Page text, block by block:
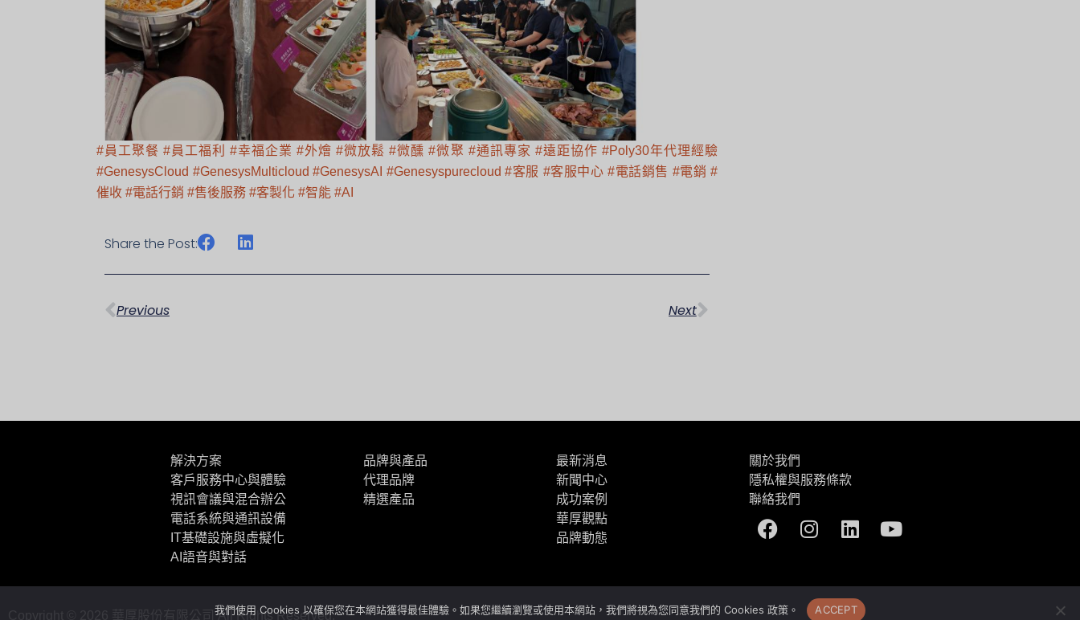
#員工聚餐 #員工福利 #幸福企業 #外燴 #微放鬆 #微醺 #微聚 #通訊專家 #遠距協作 #Poly30年代理經驗
#GenesysCloud #GenesysMulticloud #GenesysAI #Genesyspurecloud #客服 #客服中心 #電話銷售 #電銷 #
催收 #電話行銷 #售後服務 #客製化 #智能 #AI
Share the Post:
Previous Next
解決方案
客戶服務中心與體驗
視訊會議與混合辦公
電話系統與通訊設備
IT基礎設施與虛擬化
AI語音與對話
品牌與產品
代理品牌
精選產品
最新消息
新聞中心
成功案例
華厚觀點
品牌動態
關於我們
隱私權與服務條款
聯絡我們
Facebook
Instagram
LinkedinYoutube
華厚股份有限公司 All Rights Reserved.
我們使用 Cookies 以確保您在本網站獲得最佳體驗。如果您繼續瀏覽或使用本網站，我們將視為您同意我們的 Cookies 政策。 ACCEPT